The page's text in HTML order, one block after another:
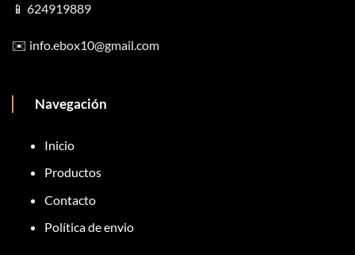
📱 624919889
✉️ info.ebox10@gmail.com
Navegación
Inicio
Productos
Contacto
Política de envio